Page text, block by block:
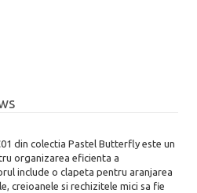
din colectia Pastel Butterfly este un
organizarea eficienta a
include o clapeta pentru aranjarea
creioanele si rechizitele mici sa fie